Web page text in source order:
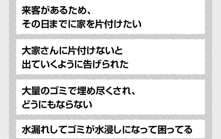
来客があるため、
その日までに家を片付けたい
大家さんに片付けないと
出ていくように告げられた
大量のゴミで埋め尽くされ、
どうにもならない
水漏れしてゴミが水浸しになって困ってる